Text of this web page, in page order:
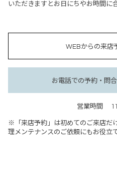
いただきますとお日にちやお時間に
WEBからの来店
お電話での予約・問
営業時間
※「来店予約」は初めてのご来店だ
理メンテナンスのご依頼にもお役立